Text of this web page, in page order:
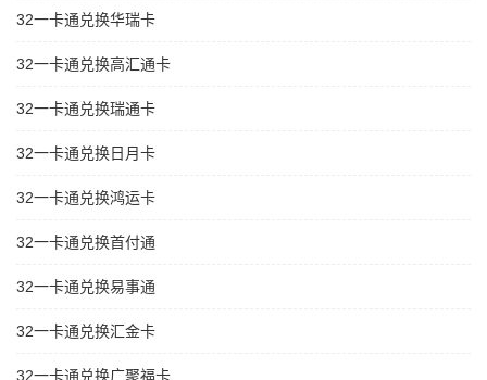
32一卡通兑换华瑞卡
32一卡通兑换高汇通卡
32一卡通兑换瑞通卡
32一卡通兑换日月卡
32一卡通兑换鸿运卡
32一卡通兑换首付通
32一卡通兑换易事通
32一卡通兑换汇金卡
32一卡通兑换广聚福卡